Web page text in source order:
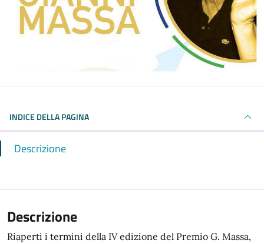
INDICE DELLA PAGINA
Descrizione
Descrizione
Riaperti i termini della IV edizione del Premio G. Massa,